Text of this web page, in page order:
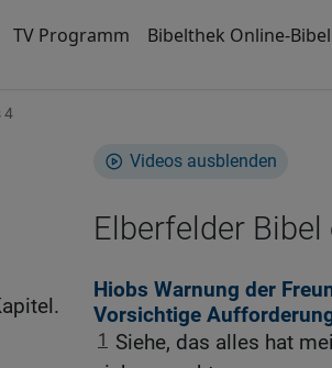
TV Programm Bibelthek Online-Bibel
4
Videos ausblenden
Elberfelder
Hiobs Warnung der
Vorsichtige
1
Siehe, das alles hat